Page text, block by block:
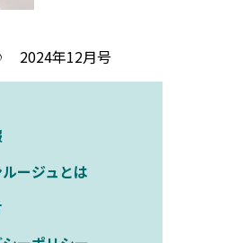
2024年12月号
ージュとは